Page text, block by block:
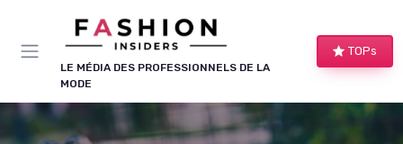
LE MÉDIA DES PROFESSIONNELS DE LA
MODE
TOPs